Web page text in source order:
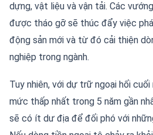
dựng, vật liệu và vận tải. Các
được tháo gỡ sẽ thúc đẩy việc
động sản mới và từ đó cải thiện
nghiệp trong ngành.
Tuy nhiên, với dự trữ ngoại hối
mức thấp nhất trong 5 năm gần
sẽ có ít dư địa để đối phó với